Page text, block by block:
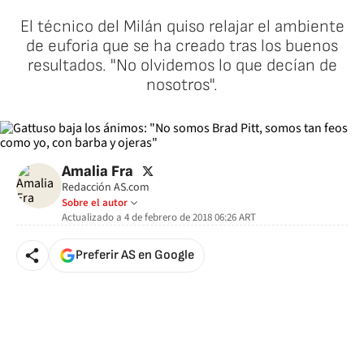
El técnico del Milán quiso relajar el ambiente
de euforia que se ha creado tras los buenos
resultados. "No olvidemos lo que decían de
nosotros".
Amalia Fra twitter
Redacción AS.com
Sobre el autor
Actualizado a 4 de febrero de 2018 06:26ART
Preferir AS en Google